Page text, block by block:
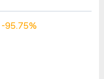
-95.75%